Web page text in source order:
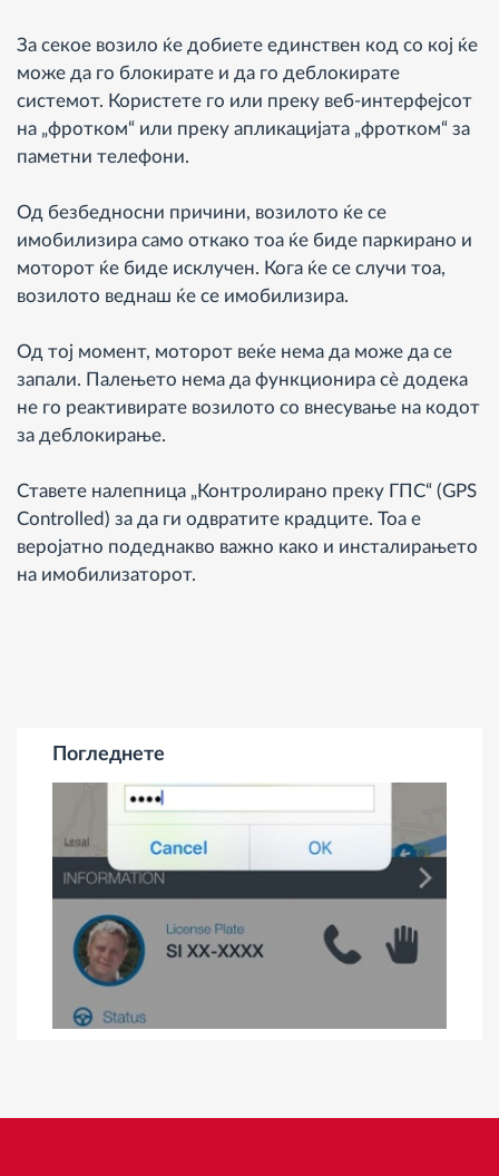
За секое возило ќе добиете единствен код со кој ќе
може да го блокирате и да го деблокирате
системот. Користете го или преку веб-интерфејсот
на „фротком“ или преку апликацијата „фротком“ за
паметни телефони.
Од безбедносни причини, возилото ќе се
имобилизира само откако тоа ќе биде паркирано и
моторот ќе биде исклучен. Кога ќе се случи тоа,
возилото веднаш ќе се имобилизира.
Од тој момент, моторот веќе нема да може да се
запали. Палењето нема да функционира сè додека
не го реактивирате возилото со внесување на кодот
за деблокирање.
Ставете налепница „Контролирано преку ГПС“ (GPS
Controlled) за да ги одвратите крадците. Тоа е
веројатно подеднакво важно како и инсталирањето
на имобилизаторот.
Погледнете